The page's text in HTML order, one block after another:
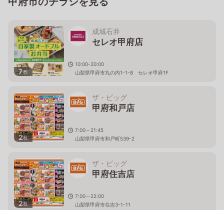
7枚
成城石井
セレオ甲府店
10:00-20:00
山梨県甲府市丸の内1-1-8 セレオ甲府1F
2枚
ザ・ビッグ
甲府和戸店
7:00～21:45
山梨県甲府市和戸町539-2
2枚
ザ・ビッグ
甲府住吉店
7:00～22:00
山梨県甲府市住吉3-1-11